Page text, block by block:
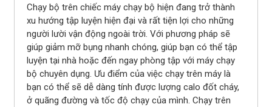
Chạy bộ trên chiếc máy chạy bộ hiện đang trở thành
xu hướng tập luyện hiện đại và rất tiện lợi cho những
người lười vận động ngoài trời. Với phương pháp sẽ
giúp giảm mỡ bụng nhanh chóng, giúp bạn có thể tập
luyện tại nhà hoặc đến ngay phòng tập với máy chạy
bộ chuyên dụng. Ưu điểm của việc chạy trên máy là
bạn có thể sẽ dễ dàng tính được lượng calo đốt cháy,
ở quãng đường và tốc độ chạy của mình. Chạy trên